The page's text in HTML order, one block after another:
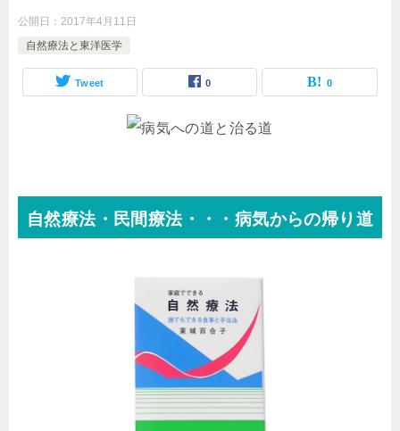
公開日： 2017年4月11日
自然療法と東洋医学
Tweet 0 0
自然療法・民間療法・・・病気からの帰り道